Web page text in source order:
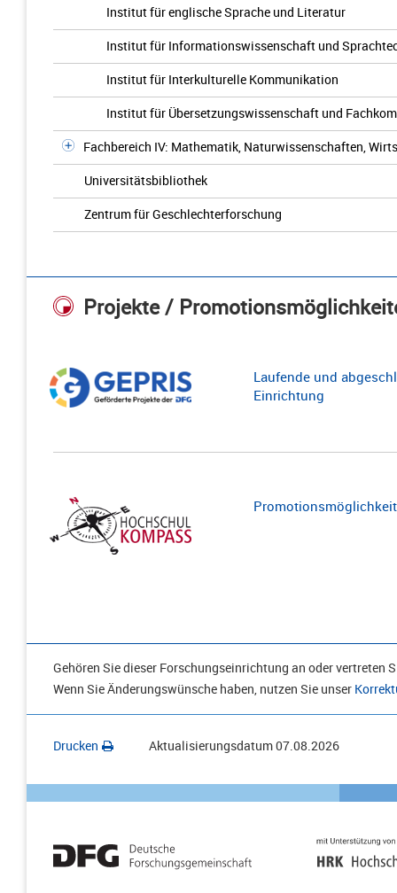
Institut für englische Sprache und Literatur
Institut für Informationswissenschaft und
Institut für Interkulturelle Kommunikation
Institut für Übersetzungswissenschaft und
Fachbereich IV: Mathematik, Naturwissenschaften,
Universitätsbibliothek
Zentrum für Geschlechterforschung
Projekte /
Laufende und
Einrichtung
Gehören Sie dieser Forschungseinrichtung an oder vertreten
Wenn Sie Änderungswünsche haben, nutzen Sie unser
Drucken Aktualisierungsdatum07.08.2026